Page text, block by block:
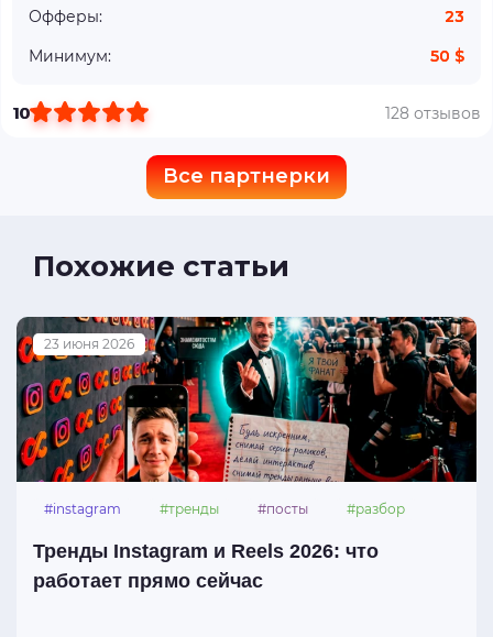
Офферы:
23
Минимум:
50 $
10 128 отзывов
Все партнерки
Похожие статьи
23 июня 2026
#instagram #тренды #посты #разбор
Тренды Instagram и Reels 2026: что
работает прямо сейчас